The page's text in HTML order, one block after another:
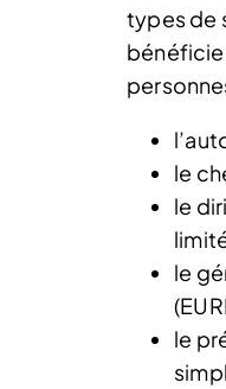
types de
le
le
le
le